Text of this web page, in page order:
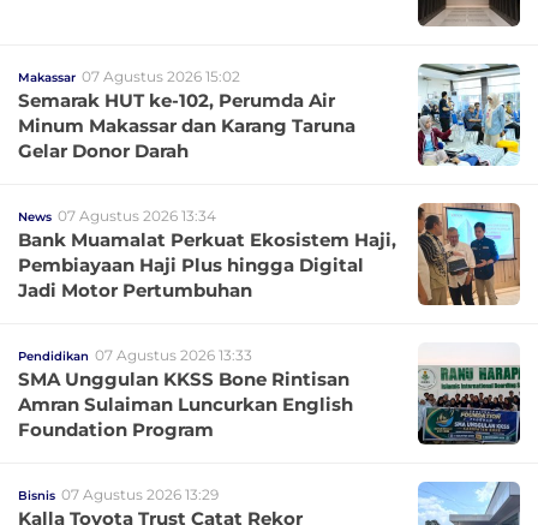
Makassar 07 Agustus 2026 15:02
Semarak HUT ke-102, Perumda Air
Minum Makassar dan Karang Taruna
Gelar Donor Darah
News 07 Agustus 2026 13:34
Bank Muamalat Perkuat Ekosistem Haji,
Pembiayaan Haji Plus hingga Digital
Jadi Motor Pertumbuhan
Pendidikan 07 Agustus 2026 13:33
SMA Unggulan KKSS Bone Rintisan
Amran Sulaiman Luncurkan English
Foundation Program
Bisnis 07 Agustus 2026 13:29
Kalla Toyota Trust Catat Rekor